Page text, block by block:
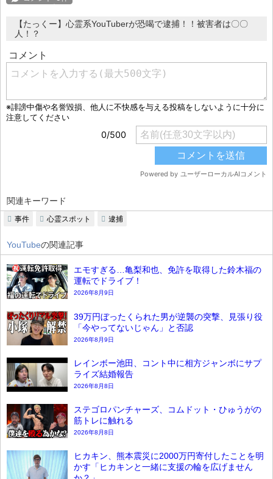
【たっくー】心霊系YouTuberが恐喝で逮捕！！被害者は〇〇
人！？
関連キーワード
事件 心霊スポット 逮捕
YouTubeの関連記事
エモすぎる…亀梨和也、免許を取得した鈴木福の
運転でドライブ！
2026年8月9日
39万円ぼったくられた男が逆襲の突撃、見張り役
「今やってないじゃん」と否認
2026年8月9日
レインボー池田、コント中に相方ジャンボにサプ
ライズ結婚報告
2026年8月8日
ステゴロパンチャーズ、コムドット・ひゅうがの
筋トレに触れる
2026年8月8日
ヒカキン、熊本震災に2000万円寄付したことを明
かす「ヒカキンと一緒に支援の輪を広げません